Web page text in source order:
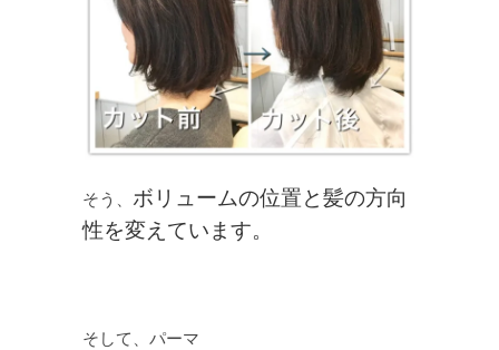
そう、 ボリュームの位置と髪の方向
性を変えています。
そして、パーマ